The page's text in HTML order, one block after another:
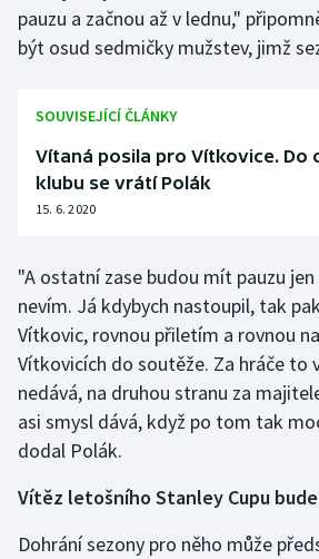
pauzu a začnou až v lednu,"
být osud sedmičky mužstev, jimž
SOUVISEJÍCÍ ČLÁNKY
Vítaná posila pro Vítkovice. Do
klubu se vrátí Polák
15. 6. 2020
"A ostatní zase budou mít pauzu
nevím. Já kdybych nastoupil, tak
Vítkovic, rovnou přiletím a rovnou
Vítkovicích do soutěže. Za hráče to
nedává, na druhou stranu za
asi smysl dává, když po tom tak
dodal Polák.
Vítěz letošního Stanley Cupu
Dohrání sezony pro něho může